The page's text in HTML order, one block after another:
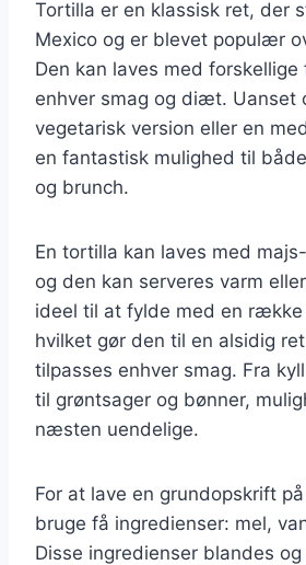
Tortilla er en klassisk ret, der
Mexico og er blevet populær
Den kan laves med
enhver smag og diæt. Uanset
vegetarisk version eller en
en fantastisk mulighed til
og brunch.
En tortilla kan laves med
og den kan serveres varm
ideel til at fylde med en række
hvilket gør den til en alsidig
tilpasses enhver smag. Fra
til grøntsager og bønner,
næsten uendelige.
For at lave en grundopskrift
bruge få ingredienser: mel,
Disse ingredienser blandes